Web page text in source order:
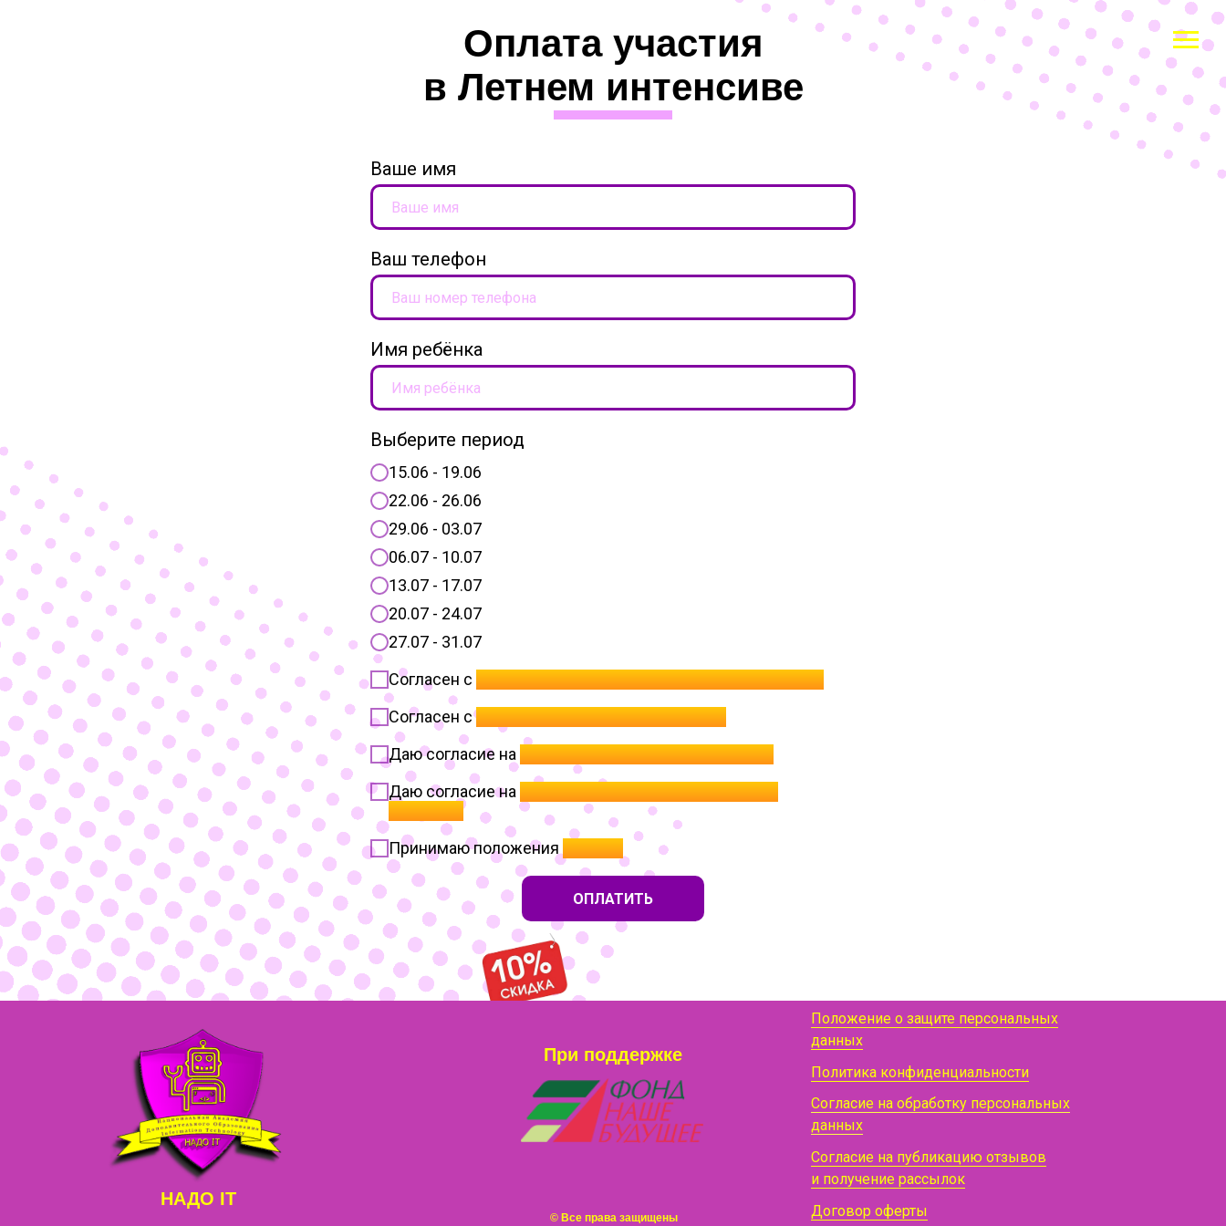
Оплата участия
в Летнем интенсиве
Ваше имя
Ваш телефон
Имя ребёнка
Выберите период
15.06 - 19.06
22.06 - 26.06
29.06 - 03.07
06.07 - 10.07
13.07 - 17.07
20.07 - 24.07
27.07 - 31.07
Согласен с Положением о защите персональных данных
Согласен сПолитикой конфиденциальности
Даю согласие на обработку персональных данных
Даю согласие на публикацию отзывов и получение
рассылок
Принимаю положения Оферты
ОПЛАТИТЬ
НАДО IT
© Все права защищены
Положение о защите персональных
данных
Согласие на публикацию отзывов
и получение рассылок
Согласие на обработку персональных
данных
Политика конфиденциальности
Договор оферты
При поддержке